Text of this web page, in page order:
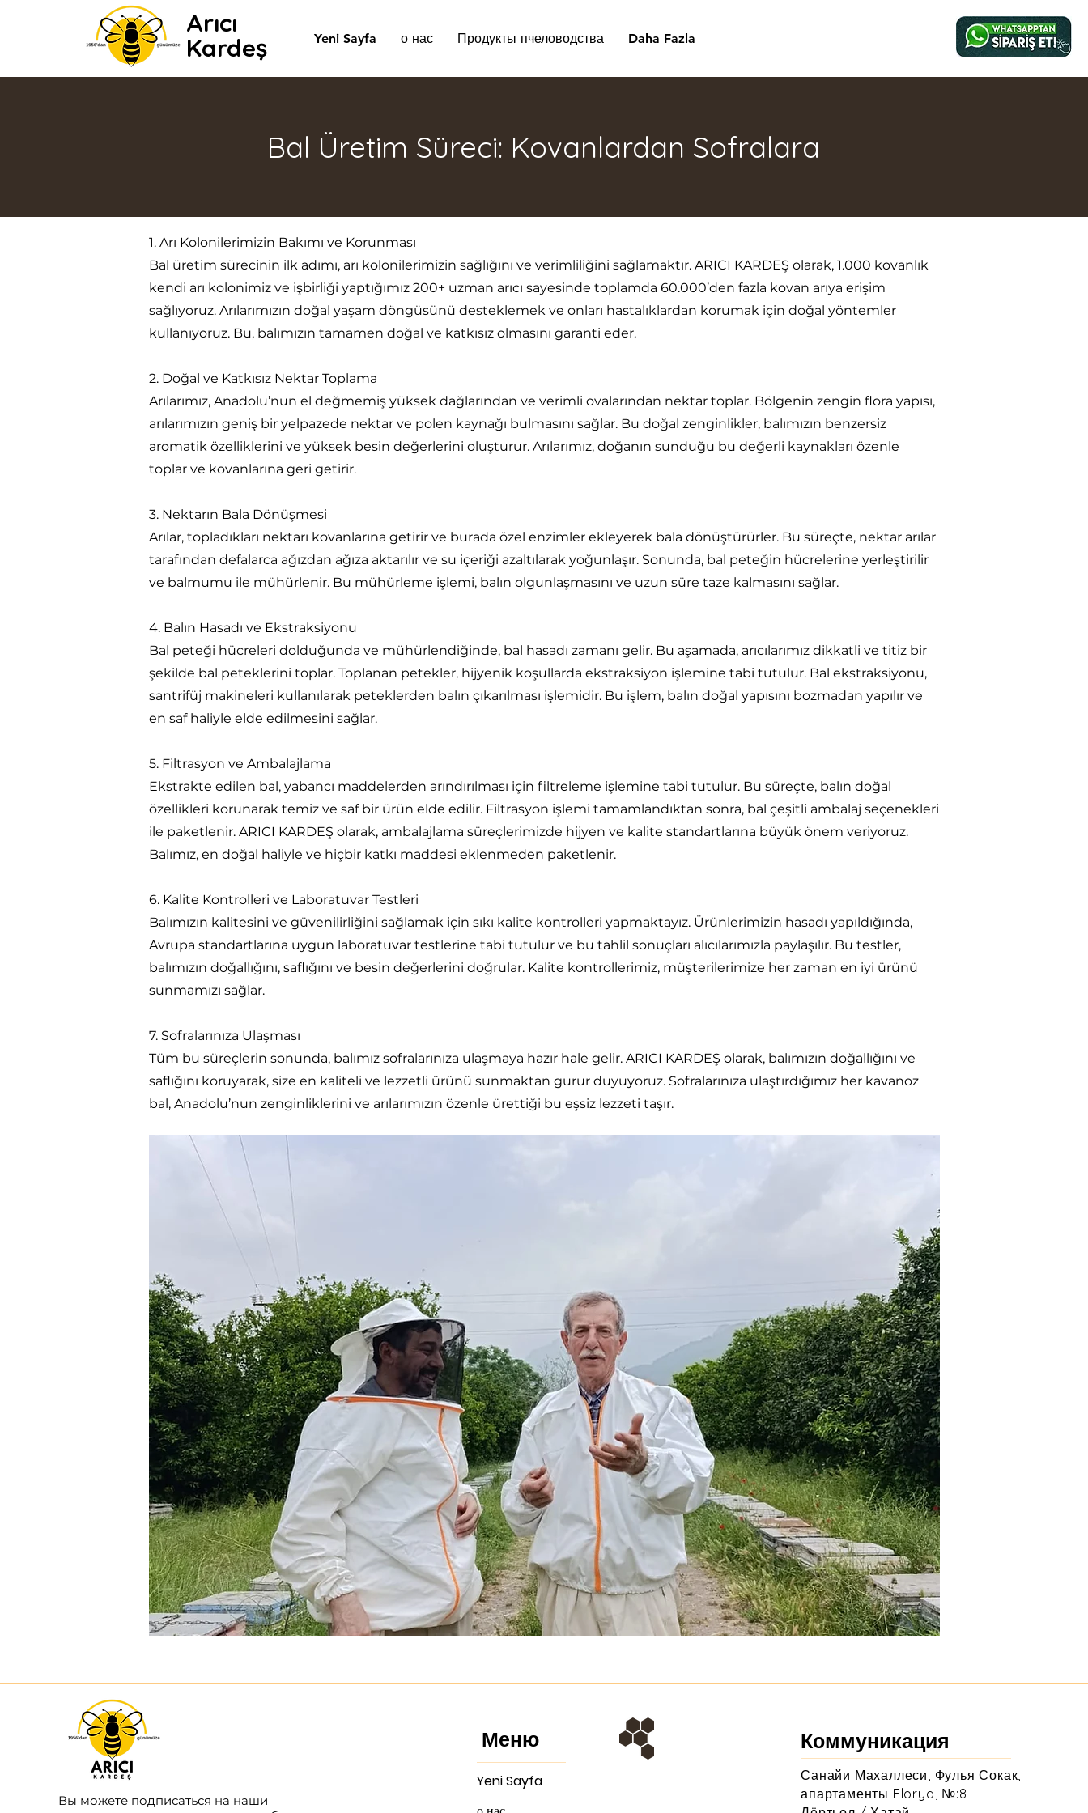
Arıcı
Kardeş
Yeni Sayfa о нас Продукты пчеловодства Daha Fazla
Bal Üretim Süreci: Kovanlardan Sofralara
1. Arı Kolonilerimizin Bakımı ve Korunması
Bal üretim sürecinin ilk adımı, arı kolonilerimizin sağlığını ve verimliliğini sağlamaktır. ARICI KARDEŞ olarak, 1.000 kovanlık
kendi arı kolonimiz ve işbirliği yaptığımız 200+ uzman arıcı sayesinde toplamda 60.000’den fazla kovan arıya erişim
sağlıyoruz. Arılarımızın doğal yaşam döngüsünü desteklemek ve onları hastalıklardan korumak için doğal yöntemler
kullanıyoruz. Bu, balımızın tamamen doğal ve katkısız olmasını garanti eder.
2. Doğal ve Katkısız Nektar Toplama
Arılarımız, Anadolu’nun el değmemiş yüksek dağlarından ve verimli ovalarından nektar toplar. Bölgenin zengin flora yapısı,
arılarımızın geniş bir yelpazede nektar ve polen kaynağı bulmasını sağlar. Bu doğal zenginlikler, balımızın benzersiz
aromatik özelliklerini ve yüksek besin değerlerini oluşturur. Arılarımız, doğanın sunduğu bu değerli kaynakları özenle
toplar ve kovanlarına geri getirir.
3. Nektarın Bala Dönüşmesi
Arılar, topladıkları nektarı kovanlarına getirir ve burada özel enzimler ekleyerek bala dönüştürürler. Bu süreçte, nektar arılar
tarafından defalarca ağızdan ağıza aktarılır ve su içeriği azaltılarak yoğunlaşır. Sonunda, bal peteğin hücrelerine yerleştirilir
ve balmumu ile mühürlenir. Bu mühürleme işlemi, balın olgunlaşmasını ve uzun süre taze kalmasını sağlar.
4. Balın Hasadı ve Ekstraksiyonu
Bal peteği hücreleri dolduğunda ve mühürlendiğinde, bal hasadı zamanı gelir. Bu aşamada, arıcılarımız dikkatli ve titiz bir
şekilde bal peteklerini toplar. Toplanan petekler, hijyenik koşullarda ekstraksiyon işlemine tabi tutulur. Bal ekstraksiyonu,
santrifüj makineleri kullanılarak peteklerden balın çıkarılması işlemidir. Bu işlem, balın doğal yapısını bozmadan yapılır ve
en saf haliyle elde edilmesini sağlar.
5. Filtrasyon ve Ambalajlama
Ekstrakte edilen bal, yabancı maddelerden arındırılması için filtreleme işlemine tabi tutulur. Bu süreçte, balın doğal
özellikleri korunarak temiz ve saf bir ürün elde edilir. Filtrasyon işlemi tamamlandıktan sonra, bal çeşitli ambalaj seçenekleri
ile paketlenir. ARICI KARDEŞ olarak, ambalajlama süreçlerimizde hijyen ve kalite standartlarına büyük önem veriyoruz.
Balımız, en doğal haliyle ve hiçbir katkı maddesi eklenmeden paketlenir.
6. Kalite Kontrolleri ve Laboratuvar Testleri
Balımızın kalitesini ve güvenilirliğini sağlamak için sıkı kalite kontrolleri yapmaktayız. Ürünlerimizin hasadı yapıldığında,
Avrupa standartlarına uygun laboratuvar testlerine tabi tutulur ve bu tahlil sonuçları alıcılarımızla paylaşılır. Bu testler,
balımızın doğallığını, saflığını ve besin değerlerini doğrular. Kalite kontrollerimiz, müşterilerimize her zaman en iyi ürünü
sunmamızı sağlar.
7. Sofralarınıza Ulaşması
Tüm bu süreçlerin sonunda, balımız sofralarınıza ulaşmaya hazır hale gelir. ARICI KARDEŞ olarak, balımızın doğallığını ve
saflığını koruyarak, size en kaliteli ve lezzetli ürünü sunmaktan gurur duyuyoruz. Sofralarınıza ulaştırdığımız her kavanoz
bal, Anadolu’nun zenginliklerini ve arılarımızın özenle ürettiği bu eşsiz lezzeti taşır.
Вы можете подписаться на наши
Меню
Yeni Sayfa
Коммуникация
Санайи Махаллеси, Фулья Сокак,
апартаменты Florya, №:8 -